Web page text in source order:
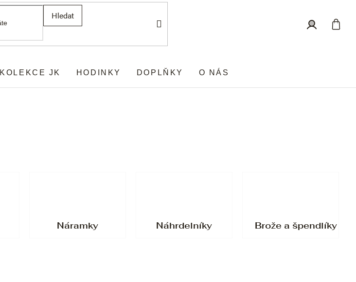
Hledat
KOLEKCE JK HODINKY DOPLŇKY O NÁS
Náramky Náhrdelníky Brože a špendlíky